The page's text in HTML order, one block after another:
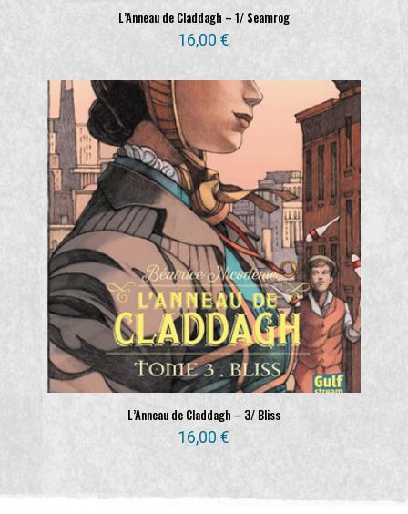
L’Anneau de Claddagh – 1/ Seamrog
16,00€
L’Anneau de Claddagh – 3/ Bliss
16,00€